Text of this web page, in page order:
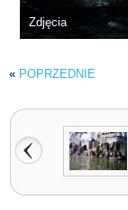
Zdjęcia
« POPRZEDNIE